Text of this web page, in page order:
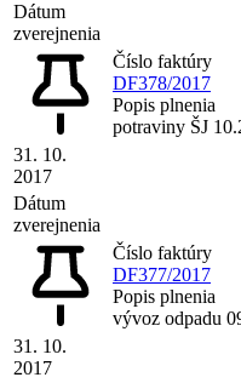
Dátum
zverejnenia
31. 10.
2017
Číslo faktúry
DF378/2017
Popis plnenia
potraviny ŠJ
Dátum
zverejnenia
31. 10.
2017
Číslo faktúry
DF377/2017
Popis plnenia
vývoz odpadu